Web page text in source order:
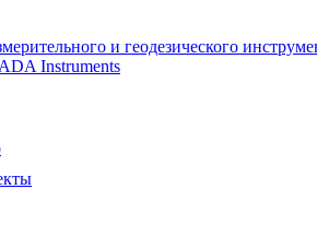
и геодезического
Instruments